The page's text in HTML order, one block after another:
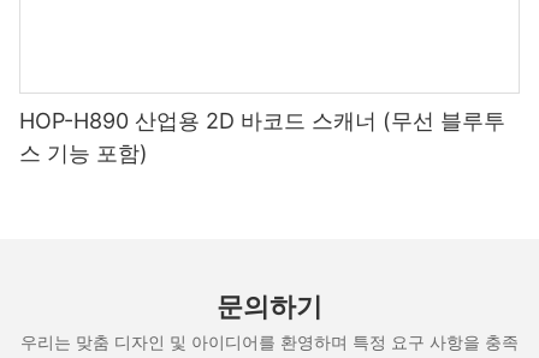
HOP-H890 산업용 2D 바코드 스캐너 (무선 블루투
스 기능 포함)
문의하기
우리는 맞춤 디자인 및 아이디어를 환영하며 특정 요구 사항을 충족